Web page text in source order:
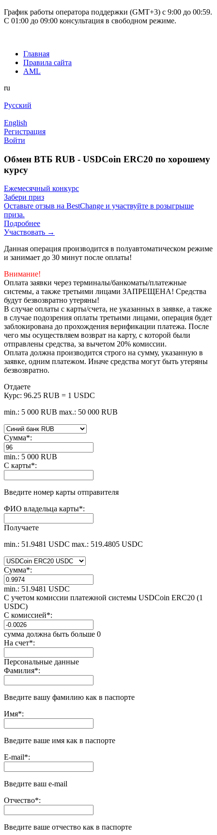
График работы оператора поддержки (GMT+3) c 9:00 до 00:59.
С 01:00 до 09:00 консультация в свободном режиме.
Главная
Правила сайта
AML
ru
Русский
English
Регистрация
Войти
Обмен ВТБ RUB - USDCoin ERC20 по хорошему
курсу
Ежемесячный конкурс
Забери приз
Оставьте отзыв на BestChange и участвуйте в розыгрыше
приза.
Подробнее
Участвовать →
Данная операция производится в полуавтоматическом режиме
и занимает до 30 минут после оплаты!
Внимание!
Оплата заявки через терминалы/банкоматы/платежные
системы, а также третьими лицами ЗАПРЕЩЕНА! Средства
будут безвозвратно утеряны!
В случае оплаты с карты/счета, не указанных в заявке, а также
в случае подозрения оплаты третьими лицами, операция будет
заблокирована до прохождения верификации платежа. После
чего мы осуществляем возврат на карту, с которой были
отправлены средства, за вычетом 20% комиссии.
Оплата должна производится строго на сумму, указанную в
заявке, одним платежом. Иначе средства могут быть утеряны
безвозвратно.
Отдаете
Курс: 96.25 RUB = 1 USDC
min.: 5 000 RUB max.: 50 000 RUB
Сумма*:
min.: 5 000 RUB
С карты*:
Введите номер карты отправителя
ФИО владельца карты*:
Получаете
min.: 51.9481 USDC max.: 519.4805 USDC
Сумма*:
min.: 51.9481 USDC
С учетом комиссии платежной системы USDCoin ERC20 (1
USDC)
С комиссией*:
сумма должна быть больше 0
На счет*:
Персональные данные
Фамилия*:
Введите вашу фамилию как в паспорте
Имя*:
Введите ваше имя как в паспорте
E-mail*:
Введите ваш e-mail
Отчество*:
Введите ваше отчество как в паспорте